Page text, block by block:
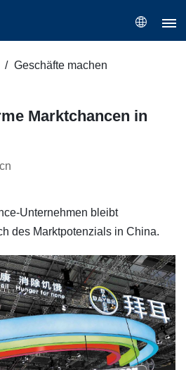
Geschäfte machen
Marktchancen in
Unternehmen bleibt
des Marktpotenzials in China.